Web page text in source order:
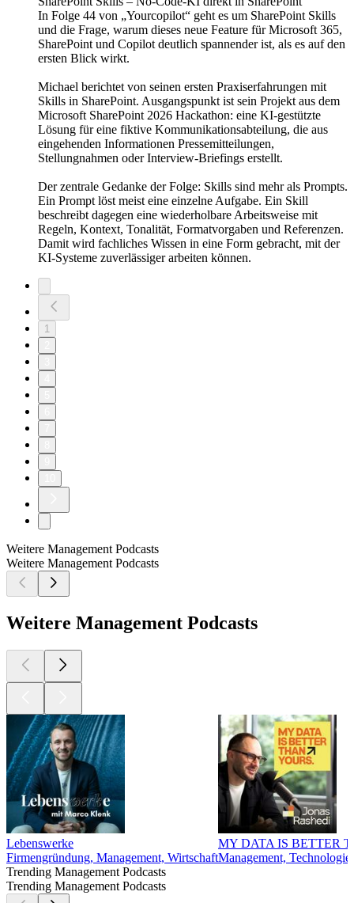
In Folge 44 von „Yourcopilot“ geht es um SharePoint Skills
und die Frage, warum dieses neue Feature für Microsoft 365,
SharePoint und Copilot deutlich spannender ist, als es auf den
ersten Blick wirkt.
Michael berichtet von seinen ersten Praxiserfahrungen mit
Skills in SharePoint. Ausgangspunkt ist sein Projekt aus dem
Microsoft SharePoint 2026 Hackathon: eine KI-gestützte
Lösung für eine fiktive Kommunikationsabteilung, die aus
eingehenden Informationen Pressemitteilungen,
Stellungnahmen oder Interview-Briefings erstellt.
Der zentrale Gedanke der Folge: Skills sind mehr als Prompts.
Ein Prompt löst meist eine einzelne Aufgabe. Ein Skill
beschreibt dagegen eine wiederholbare Arbeitsweise mit
Regeln, Kontext, Tonalität, Formatvorgaben und Referenzen.
Damit wird fachliches Wissen in eine Form gebracht, mit der
KI-Systeme zuverlässiger arbeiten können.
1
Weitere Management Podcasts
Weitere Management Podcasts
Weitere Management Podcasts
Lebenswerke
Firmengründung, Management, Wirtschaft
MY DATA IS BETTER
Management,
Trending Management Podcasts
Trending Management Podcasts